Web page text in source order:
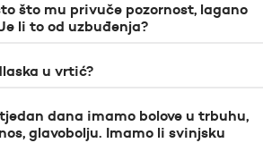
što mu privuče pozornost, lagano
li to od uzbuđenja?
u vrtić?
dana imamo bolove u trbuhu,
glavobolju. Imamo li svinjsku